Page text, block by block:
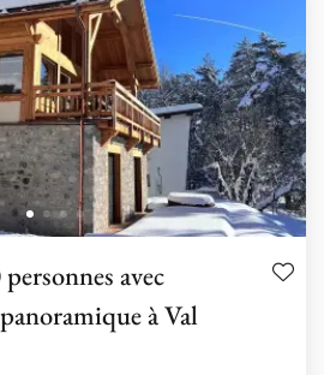
avec
à Val